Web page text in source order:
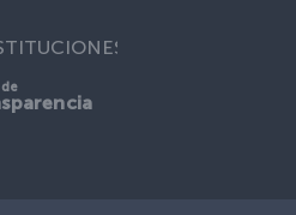
de